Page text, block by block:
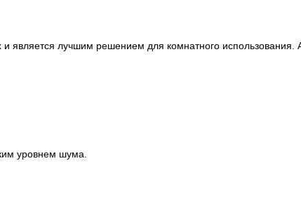
является лучшим решением для комнатного использования.
уровнем шума.